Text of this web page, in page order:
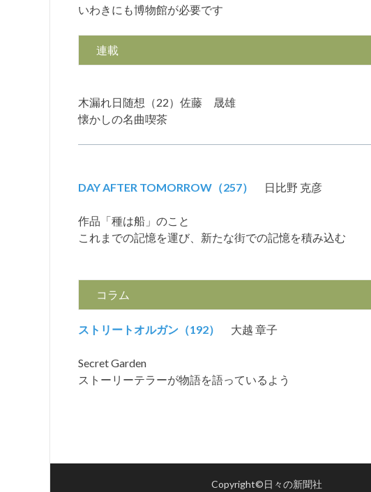
いわきにも博物館が必要です
連載
木漏れ日随想（22）佐藤 晟雄
懐かしの名曲喫茶
DAY AFTER TOMORROW（257） 日比野 克彦
作品「種は船」のこと
これまでの記憶を運び、新たな街での記憶を積み込む
コラム
ストリートオルガン（192） 大越 章子
Secret Garden
ストーリーテラーが物語を語っているよう
Copyright©日々の新聞社